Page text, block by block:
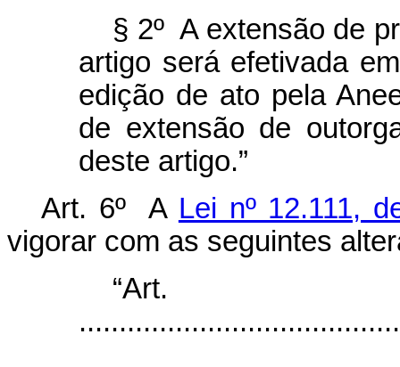
§ 2º A extensão de
artigo será efetivada
edição de ato pela
de extensão de
deste artigo.”
Art. 6º A Lei nº 12.111,
vigorar com as seguintes